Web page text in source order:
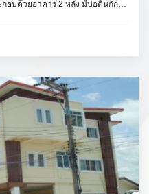
อบด้วยอาคาร 2 หลัง มีบ่อดินกัก
น